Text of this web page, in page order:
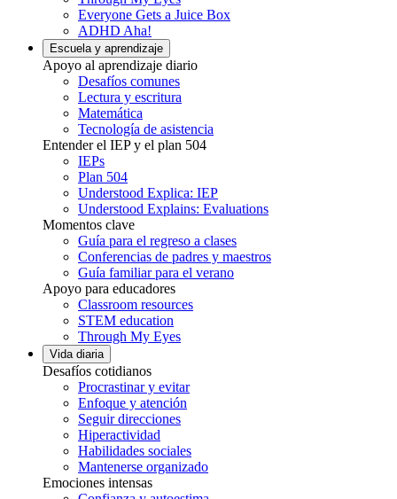
Everyone Gets a Juice Box
ADHD Aha!
Escuela y aprendizaje
Apoyo al aprendizaje diario
Desafíos comunes
Lectura y escritura
Matemática
Tecnología de asistencia
Entender el IEP y el plan 504
IEPs
Plan 504
Understood Explica: IEP
Understood Explains: Evaluations
Momentos clave
Guía para el regreso a clases
Conferencias de padres y maestros
Guía familiar para el verano
Apoyo para educadores
Classroom resources
STEM education
Through My Eyes
Vida diaria
Desafíos cotidianos
Procrastinar y evitar
Enfoque y atención
Seguir direcciones
Hiperactividad
Habilidades sociales
Mantenerse organizado
Emociones intensas